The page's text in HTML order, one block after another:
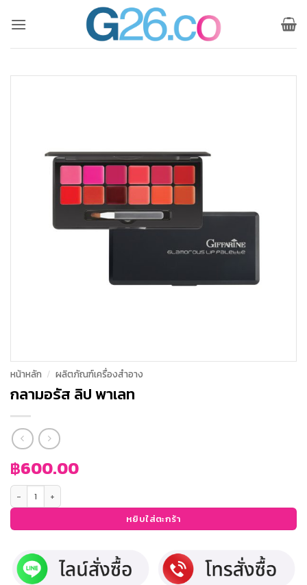
หน้าหลัก / ผลิตภัณฑ์เครื่องสำอาง
กลามอรัส ลิป พาเลท
฿600.00
จำนวน กลามอรัส ลิป พาเลท ชิ้น
หยิบใส่ตะกร้า